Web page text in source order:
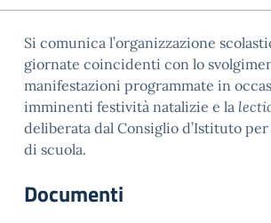
Si comunica l’organizzazione
giornate coincidenti con lo
manifestazioni programmate in
imminenti festività natalizie e la
deliberata dal Consiglio d’Istituto
di scuola.
Documenti